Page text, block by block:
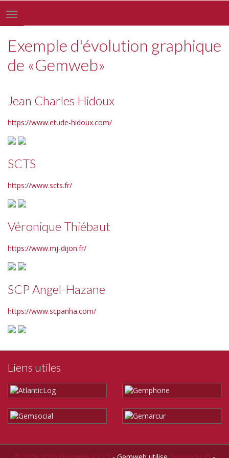
Toggle
navigation
Exemple d'évolution graphique
de «Gemweb»
Jean Charles Hidoux
https://www.etude-hidoux.com/
SCTS
https://www.scts.fr/
Véronique Thiébaut
https://www.mj-dijon.fr/
SCP Angel-Hazane
https://www.scpanha.com/
Liens utiles